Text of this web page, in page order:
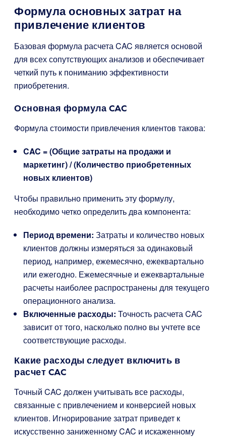
Формула основных затрат на
привлечение клиентов
Базовая формула расчета CAC является основой
для всех сопутствующих анализов и обеспечивает
четкий путь к пониманию эффективности
приобретения.
Основная формула CAC
Формула стоимости привлечения клиентов такова:
CAC = (Общие затраты на продажи и
маркетинг) / (Количество приобретенных
новых клиентов)
Чтобы правильно применить эту формулу,
необходимо четко определить два компонента:
Период времени: Затраты и количество новых
клиентов должны измеряться за одинаковый
период, например, ежемесячно, ежеквартально
или ежегодно. Ежемесячные и ежеквартальные
расчеты наиболее распространены для текущего
операционного анализа.
Включенные расходы: Точность расчета CAC
зависит от того, насколько полно вы учтете все
соответствующие расходы.
Какие расходы следует включить в
расчет CAC
Точный CAC должен учитывать все расходы,
связанные с привлечением и конверсией новых
клиентов. Игнорирование затрат приведет к
искусственно заниженному CAC и искаженному